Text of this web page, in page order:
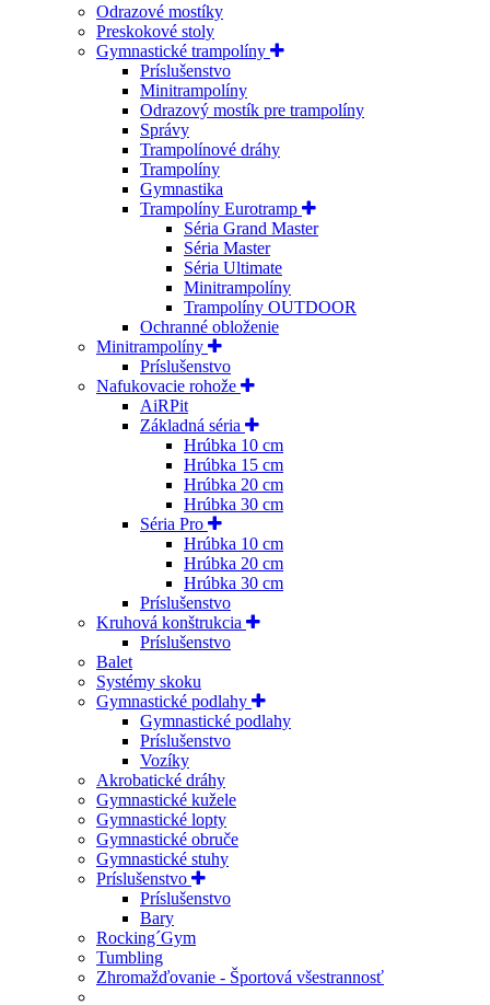
Odrazové mostíky
Preskokové stoly
Gymnastické trampolíny
Príslušenstvo
Minitrampolíny
Odrazový mostík pre trampolíny
Správy
Trampolínové dráhy
Trampolíny
Gymnastika
Trampolíny Eurotramp
Séria Grand Master
Séria Master
Séria Ultimate
Minitrampolíny
Trampolíny OUTDOOR
Ochranné obloženie
Minitrampolíny
Príslušenstvo
Nafukovacie rohože
AiRPit
Základná séria
Hrúbka 10 cm
Hrúbka 15 cm
Hrúbka 20 cm
Hrúbka 30 cm
Séria Pro
Hrúbka 10 cm
Hrúbka 20 cm
Hrúbka 30 cm
Príslušenstvo
Kruhová konštrukcia
Príslušenstvo
Balet
Systémy skoku
Gymnastické podlahy
Gymnastické podlahy
Príslušenstvo
Vozíky
Akrobatické dráhy
Gymnastické kužele
Gymnastické lopty
Gymnastické obruče
Gymnastické stuhy
Príslušenstvo
Príslušenstvo
Bary
Rocking´Gym
Tumbling
Zhromažďovanie - Športová všestrannosť